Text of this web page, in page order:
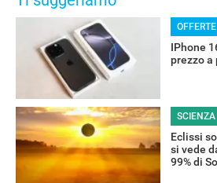
OFFERTE
IPhone
prezzo a
SCIENZA
Eclissi
si vede
99% di